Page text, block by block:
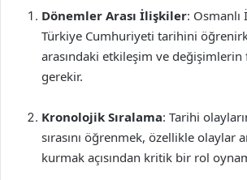
Dönemler Arası İlişkiler:
Türkiye Cumhuriyeti tarihini
arasındaki etkileşim ve değişimlerin
gerekir.
Kronolojik Sıralama: Tarihi
sırasını öğrenmek, özellikle olaylar
kurmak açısından kritik bir rol